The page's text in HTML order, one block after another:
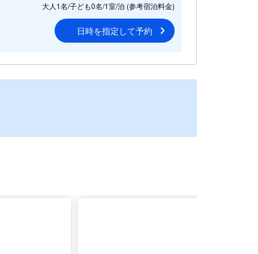
大人1名/子ども0名/1室/泊 (参考宿泊料金)
日時を指定して予約